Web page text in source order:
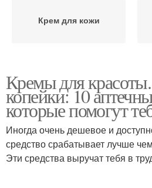
Крем для кожи
Крем для области
Крем от морщин
Кремы для
копейки: 10
которые помогут
Иногда очень дешевое и
средство срабатывает лучше
Эти средства выручат тебя в